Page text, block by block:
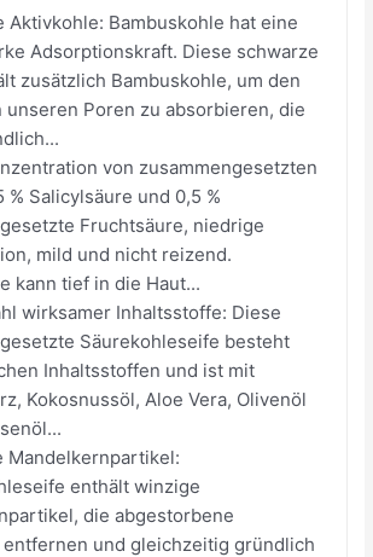
Aktivkohle: Bambuskohle hat eine
Adsorptionskraft. Diese schwarze
zusätzlich Bambuskohle, um den
unseren Poren zu absorbieren, die
von zusammengesetzten
% Salicylsäure und 0,5 %
Fruchtsäure, niedrige
mild und nicht reizend.
kann tief in die Haut...
wirksamer Inhaltsstoffe: Diese
Säurekohleseife besteht
Inhaltsstoffen und ist mit
Kokosnussöl, Aloe Vera, Olivenöl
Mandelkernpartikel:
enthält winzige
die abgestorbene
entfernen und gleichzeitig gründlich